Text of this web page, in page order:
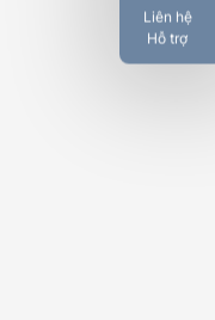
Liên hệ
Hỗ trợ